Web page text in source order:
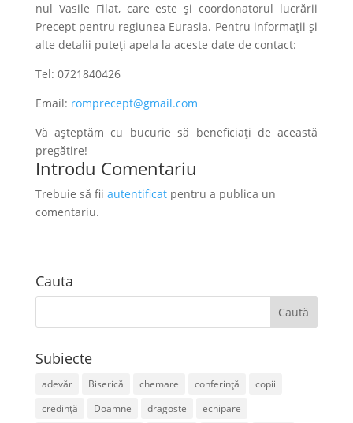
nul Vasile Filat, care este și coordonatorul lucrării
Precept pentru regiunea Eurasia. Pentru informații și
alte detalii puteți apela la aceste date de contact:
Tel: 0721840426
Email: romprecept@gmail.com
Vă așteptăm cu bucurie să beneficiați de această
pregătire!
Introdu Comentariu
Trebuie să fii autentificatpentru a publica un
comentariu.
Cauta
Subiecte
adevăr Biserică chemare conferință
copii
credință
Doamne dragoste
echipare